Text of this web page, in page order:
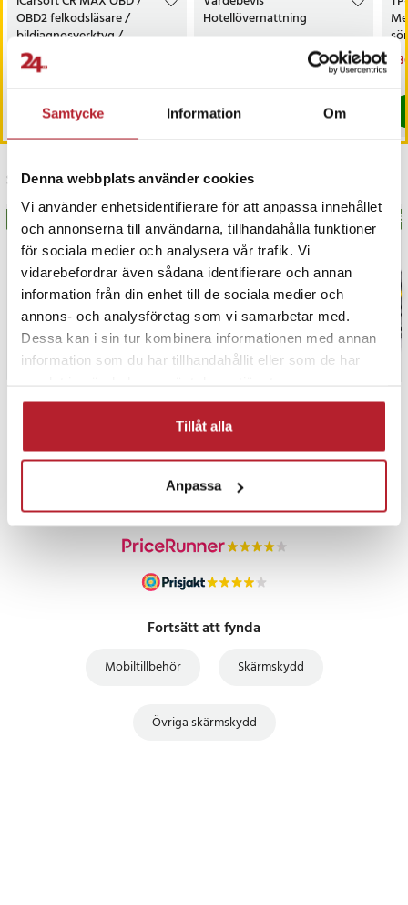
Samtycke Information Om
Denna webbplats använder cookies
Vi använder enhetsidentifierare för att anpassa innehållet
och annonserna till användarna, tillhandahålla funktioner
för sociala medier och analysera vår trafik. Vi
vidarebefordrar även sådana identifierare och annan
information från din enhet till de sociala medier och
annons- och analysföretag som vi samarbetar med.
Dessa kan i sin tur kombinera informationen med annan
information som du har tillhandahållit eller som de har
Tillåt alla
Anpassa
OBD2 felkodsläsare /
bildiagnosverktyg /
diagnosverktyg för bil
Nuvarande pris
3 698 kr
3 698 kr
I lager, levereras inom 1-2 vardagar
Köp
Hotellövernattning
I lager, levereras inom 1-2 vardagar
Senast besökta
PRISGARANTI
Fortsätt att fynda
Mobiltillbehör Skärmskydd
Övriga skärmskydd